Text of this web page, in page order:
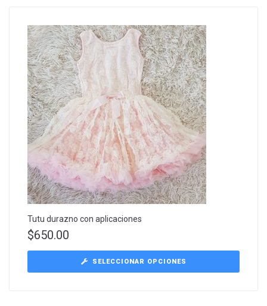
Tutu durazno con aplicaciones
$650.00
SELECCIONAR OPCIONES